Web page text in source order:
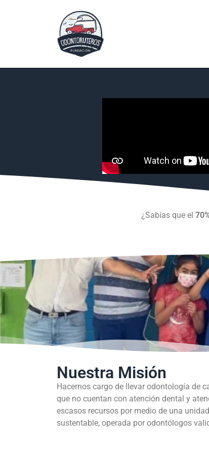
¿Sabías que el
Nuestra Misión
Hacernos cargo de llevar odontología de
que no cuentan con atención dental y
escasos recursos por medio de una
sustentable, operada por odontólogos